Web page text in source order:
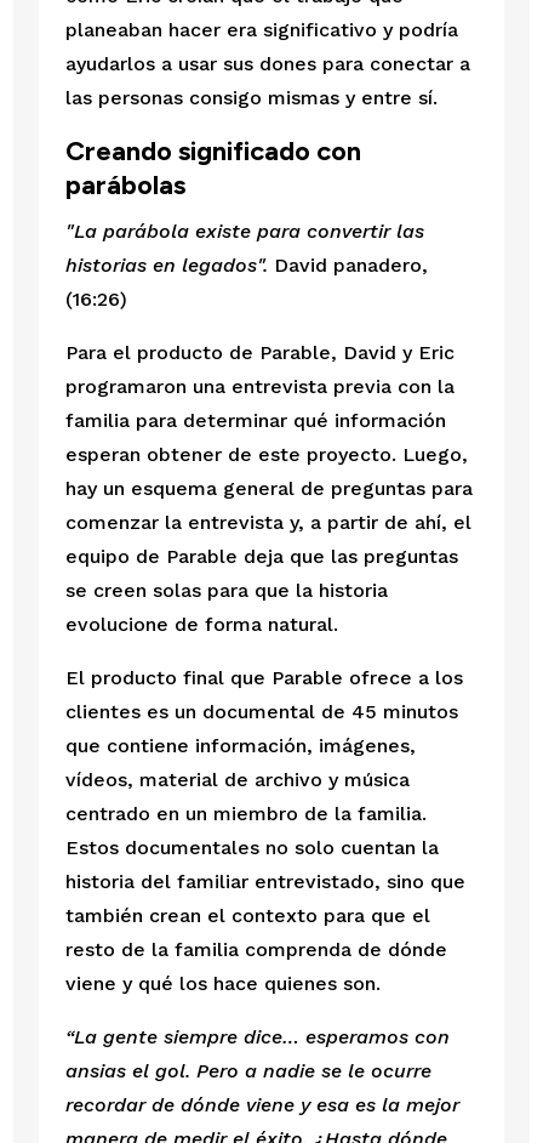
planeaban hacer era significativo y podría
ayudarlos a usar sus dones para conectar a
las personas consigo mismas y entre sí.
Creando significado con
parábolas
"La parábola existe para convertir las
historias en legados". David panadero,
(16:26)
Para el producto de Parable, David y Eric
programaron una entrevista previa con la
familia para determinar qué información
esperan obtener de este proyecto. Luego,
hay un esquema general de preguntas para
comenzar la entrevista y, a partir de ahí, el
equipo de Parable deja que las preguntas
se creen solas para que la historia
evolucione de forma natural.
El producto final que Parable ofrece a los
clientes es un documental de 45 minutos
que contiene información, imágenes,
vídeos, material de archivo y música
centrado en un miembro de la familia.
Estos documentales no solo cuentan la
historia del familiar entrevistado, sino que
también crean el contexto para que el
resto de la familia comprenda de dónde
viene y qué los hace quienes son.
“La gente siempre dice… esperamos con
ansias el gol. Pero a nadie se le ocurre
recordar de dónde viene y esa es la mejor